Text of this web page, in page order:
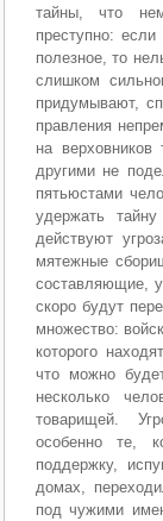
тайны, что
преступно:
полезное, то
слишком
придумывают,
правления
на
другими не
пятьюстами
удержать
действуют
мятежные
составляющие,
скоро будут
множество:
которого
что можно
несколько
товарищей.
особенно те,
поддержку,
домах,
под чужими